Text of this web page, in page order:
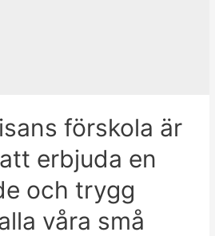
förskola är
erbjuda en
och trygg
våra små